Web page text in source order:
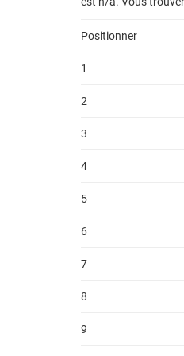
Positionner
1
2
3
4
5
6
7
8
9